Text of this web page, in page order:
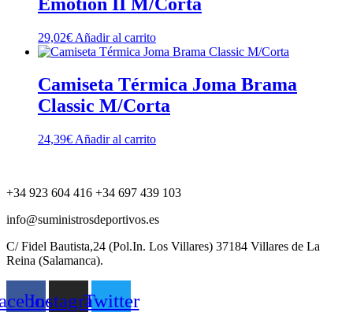
29,02€ Añadir al carrito
Camiseta Térmica Joma Brama
Classic M/Corta
24,39€ Añadir al carrito
+34 923 604 416 +34 697 439 103
info@suministrosdeportivos.es
C/ Fidel Bautista,24 (Pol.In. Los Villares) 37184 Villares de La
Reina (Salamanca).
InstagramTwitter